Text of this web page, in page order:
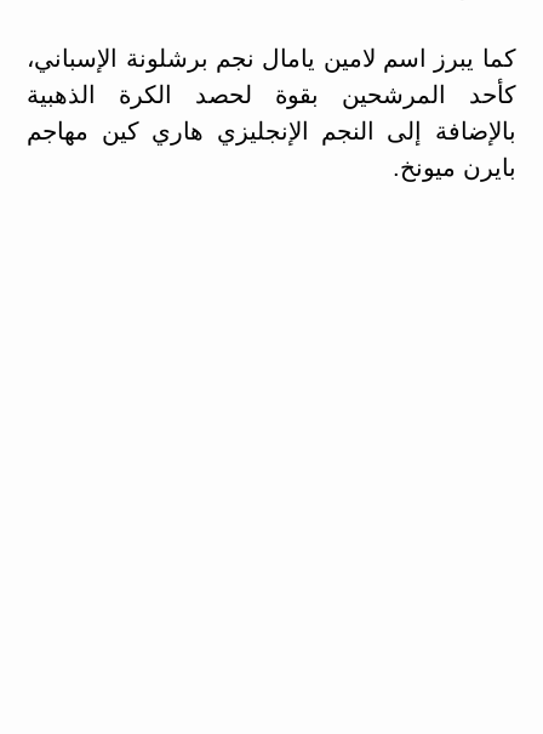
كما يبرز اسم لامين يامال نجم برشلونة الإسباني،
كأحد المرشحين بقوة لحصد الكرة الذهبية
بالإضافة إلى النجم الإنجليزي هاري كين مهاجم
بايرن ميونخ.